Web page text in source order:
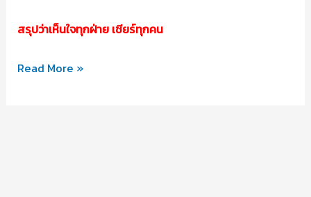
สรุปว่าเห็นใจทุกฝ่าย เชียร์ทุกคน
ระเบียบ
Read More »